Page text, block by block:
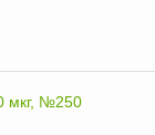
мкг, №250